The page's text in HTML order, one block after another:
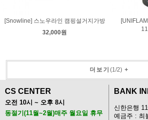
[Snowline] 스노우라인 캠핑설거지가방
32,000원
더보기 (1/2)+
CS CENTER
오전 10시 ~ 오후 8시
동절기(11월~2월)매주 월요일 휴무
BANK
신한은행
예금주 : 최